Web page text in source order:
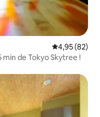
Évaluation
4,95 (82)
min de Tokyo Skytree !